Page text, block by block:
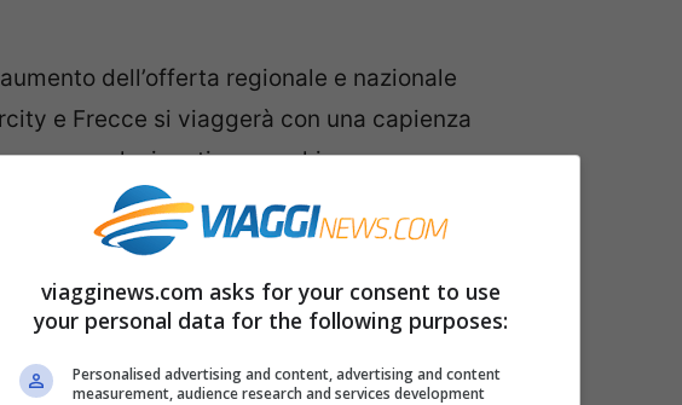
dell’offerta regionale e nazionale
e Frecce si viaggerà con una capienza
essere selezionati a scacchiera per
solo. Tra gli altri obblighi a bordo dei
anche i guanti. Inoltre il biglietto del treno
per gli Intercity così da poter viaggiare in
subito qualora si fosse fatto un
risultato positivo al Covid-19.
viagginews.com asks for your consent to use
your personal data for the following purposes:
Personalised advertising and content, advertising and content
measurement, audience research and services development